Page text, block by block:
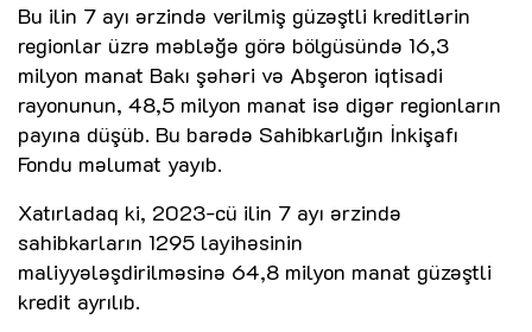
Bu ilin 7 ayı ərzində verilmiş güzəştli kreditlərin
regionlar üzrə məbləğə görə bölgüsündə 16,3
milyon manat Bakı şəhəri və Abşeron iqtisadi
rayonunun, 48,5 milyon manat isə digər regionların
payına düşüb. Bu barədə Sahibkarlığın İnkişafı
Fondu məlumat yayıb.
Xatırladaq ki, 2023-cü ilin 7 ayı ərzində
sahibkarların 1295 layihəsinin
maliyyələşdirilməsinə 64,8 milyon manat güzəştli
kredit ayrılıb.